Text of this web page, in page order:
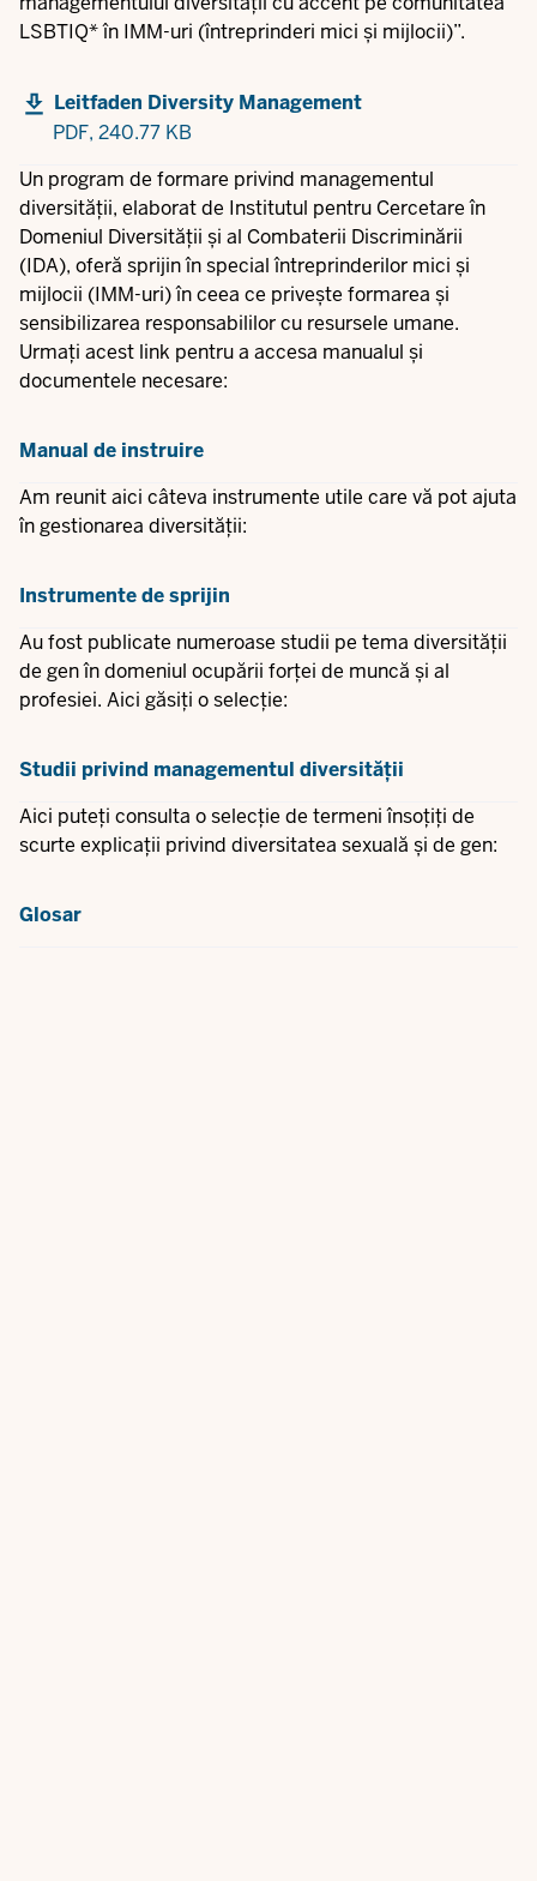
LSBTIQ* în IMM-uri (întreprinderi mici și mijlocii)”.
Leitfaden Diversity Management
PDF, 240.77 KB
Un program de formare privind managementul
diversității, elaborat de Institutul pentru Cercetare în
Domeniul Diversității și al Combaterii Discriminării
(IDA), oferă sprijin în special întreprinderilor mici și
mijlocii (IMM-uri) în ceea ce privește formarea și
sensibilizarea responsabililor cu resursele umane.
Urmați acest link pentru a accesa manualul și
documentele necesare:
Manual de instruire
Am reunit aici câteva instrumente utile care vă pot ajuta
în gestionarea diversității:
Instrumente de sprijin
Au fost publicate numeroase studii pe tema diversității
de gen în domeniul ocupării forței de muncă și al
profesiei. Aici găsiți o selecție:
Studii privind managementul diversității
Aici puteți consulta o selecție de termeni însoțiți de
scurte explicații privind diversitatea sexuală și de gen:
Glosar